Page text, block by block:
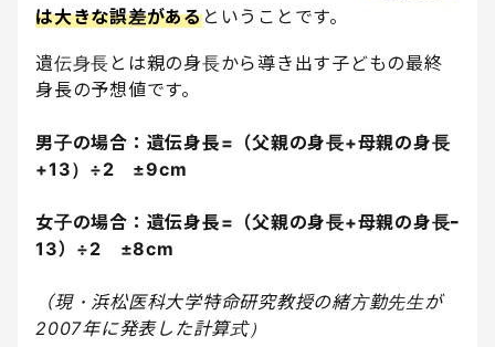
は大きな誤差があるということです。
遺伝身長とは親の身長から導き出す子どもの最終
身長の予想値です。
男子の場合：遺伝身長=（父親の身長+母親の身長
+13）÷2 ±9cm
女子の場合：遺伝身長=（父親の身長+母親の身長ｰ
13）÷2 ±8cm
（現・浜松医科大学特命研究教授の緒方勤先生が
2007年に発表した計算式）